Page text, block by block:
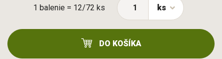
1 balenie = 12/72 ks ks
DO KOŠÍKA